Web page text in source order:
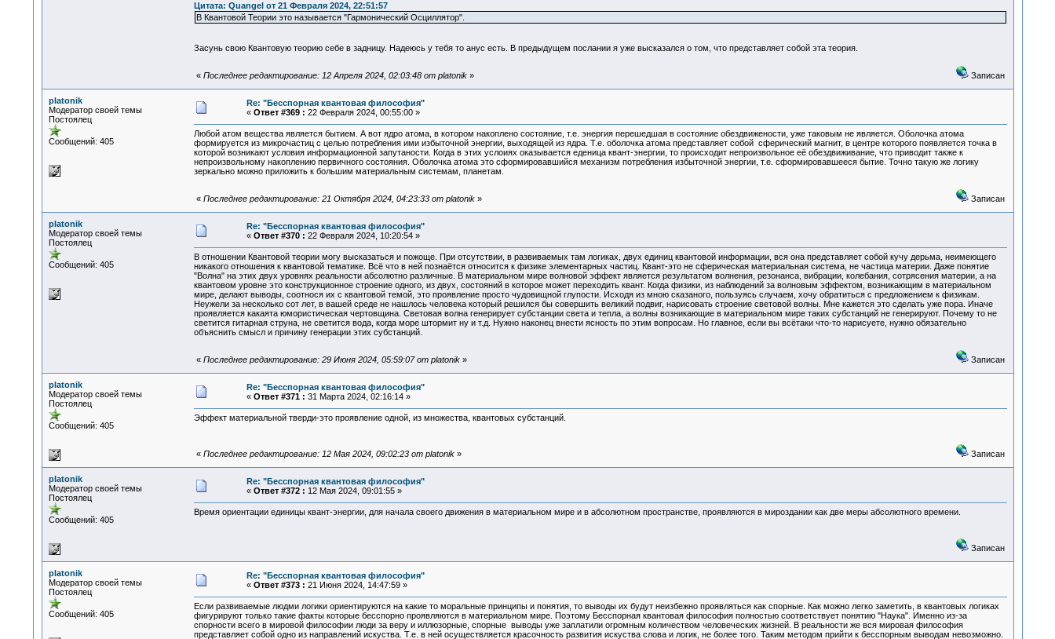
Цитата: Quangel от 21 Февраля 2024, 22:51:57
В Квантовой Теории это называется "Гармонический Осциллятор".
Засунь свою Квантовую теорию себе в задницу. Надеюсь у тебя то анус есть. В предыдущем послании я уже высказался о том, что представляет собой эта теория.
« Последнее редактирование: 12 Апреля 2024, 02:03:48 от platonik» Записан
platonik
Модератор своей темы
Постоялец
Сообщений: 405
Re: "Бесспорная квантовая философия"
« Ответ #369 : 22 Февраля 2024, 00:55:00 »
Любой атом вещества является бытием. А вот ядро атома, в котором накоплено состояние, т.е. энергия перешедшая в состояние обездвижености, уже таковым не является. Оболочка атома
формируется из микрочастиц с целью потребления ими избыточной энергии, выходящей из ядра. Т.е. оболочка атома представляет собой сферический магнит, в центре которого появляется точка в
которой возникают условия информационной запутаности. Когда в этих услоиях оказывается еденица квант-энергии, то происходит непроизвольное её обездвиживание, что приводит также к
непроизвольному накоплению первичного состояния. Оболочка атома это сформировавшийся механизм потребления избыточной энергии, т.е. сформировавшееся бытие. Точно такую же логику
зеркально можно приложить к большим материальным системам, планетам.
« Последнее редактирование: 21 Октября 2024, 04:23:33 от platonik» Записан
platonik
Модератор своей темы
Постоялец
Сообщений: 405
Re: "Бесспорная квантовая философия"
« Ответ #370 : 22 Февраля 2024, 10:20:54 »
В отношении Квантовой теории могу высказаться и пожоще. При отсутствии, в развиваемых там логиках, двух единиц квантовой информации, вся она представляет собой кучу дерьма, неимеющего
никакого отношения к квантовой тематике. Всё что в ней познаётся относится к физике элементарных частиц. Квант-это не сферическая материальная система, не частица материи. Даже понятие
"Волна" на этих двух уровнях реальности абсолютно различные. В материальном мире волновой эффект является результатом волнения, резонанса, вибрации, колебания, сотрясения материи, а на
квантовом уровне это конструкционное строение одного, из двух, состояний в которое может переходить квант. Когда физики, из наблюдений за волновым эффектом, возникающим в материальном
мире, делают выводы, соотнося их с квантовой темой, это проявление просто чудовищной глупости. Исходя из мною сказаного, пользуясь случаем, хочу обратиться с предложением к физикам.
Неужели за несколько сот лет, в вашей среде не нашлось человека который решился бы совершить великий подвиг, нарисовать строение световой волны. Мне кажется это сделать уже пора. Иначе
проявляется какаята юмористическая чертовщина. Световая волна генерирует субстанции света и тепла, а волны возникающие в материальном мире таких субстанций не генерируют. Почему то не
светится гитарная струна, не светится вода, когда море штормит ну и т.д. Нужно наконец внести ясность по этим вопросам. Но главное, если вы всётаки что-то нарисуете, нужно обязательно
объяснить смысл и причину генерации этих субстанций.
« Последнее редактирование: 29 Июня 2024, 05:59:07 от platonik» Записан
platonik
Модератор своей темы
Постоялец
Сообщений: 405
Re: "Бесспорная квантовая философия"
« Ответ #371 : 31 Марта 2024, 02:16:14 »
Эффект материальной тверди-это проявление одной, из множества, квантовых субстанций.
« Последнее редактирование: 12 Мая 2024, 09:02:23 от platonik» Записан
platonik
Модератор своей темы
Постоялец
Сообщений: 405
Re: "Бесспорная квантовая философия"
« Ответ #372 : 12 Мая 2024, 09:01:55 »
Время ориентации единицы квант-энергии, для начала своего движения в материальном мире и в абсолютном пространстве, проявляются в мироздании как две меры абсолютного времени.
Записан
platonik
Модератор своей темы
Постоялец
Сообщений: 405
Re: "Бесспорная квантовая философия"
« Ответ #373 : 21 Июня 2024, 14:47:59 »
Если развиваемые людми логики ориентируются на какие то моральные принципы и понятия, то выводы их будут неизбежно проявляться как спорные. Как можно легко заметить, в квантовых логиках
фигурируют только такие факты которые бесспорно проявляются в материальном мире. Поэтому Бесспорная квантовая философия полностью соответствует понятию "Наука". Именно из-за
спорности всего в мировой философии люди за веру и иллюзорные, спорные выводы уже заплатили огромным количеством человеческих жизней. В реальности же вся мировая философия
представляет собой одно из направлений искуства. Т.е. в ней осуществляется красочность развития искуства слова и логик, не более того. Таким методом прийти к бесспорным выводам невозможно.